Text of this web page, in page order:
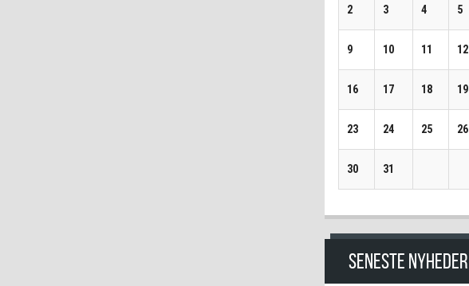
2 3 4 5
9 10 11 12
16 17 18 19
23 24 25 26
30 31
SENESTE NYHEDER